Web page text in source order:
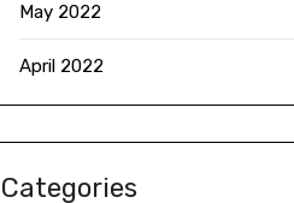
May 2022
April 2022
Categories